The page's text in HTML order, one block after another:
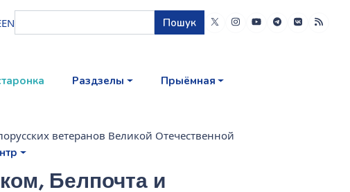
EN Пошук
Раздзелы Прыёмная
ветеранов Великой Отечественной
Белпочта и